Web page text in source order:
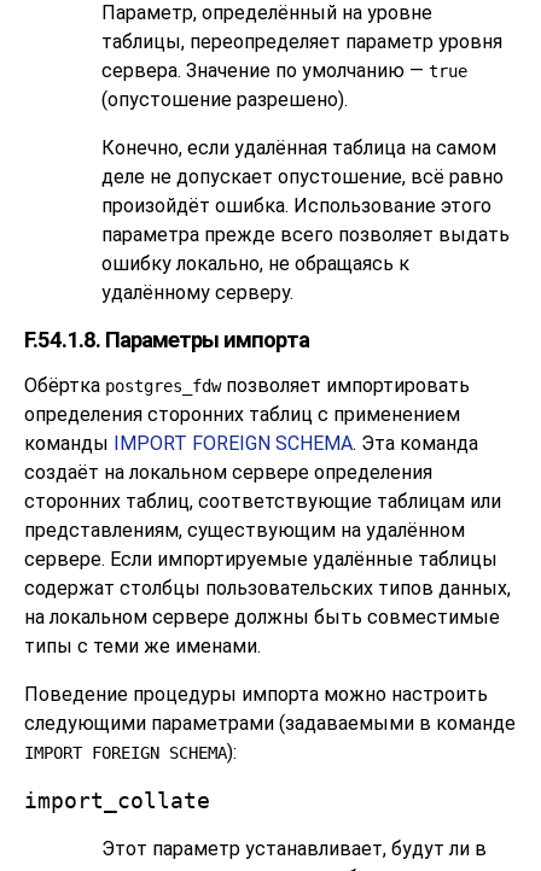
Параметр, определённый на уровне
таблицы, переопределяет параметр уровня
сервера. Значение по умолчанию — true
(опустошение разрешено).
Конечно, если удалённая таблица на самом
деле не допускает опустошение, всё равно
произойдёт ошибка. Использование этого
параметра прежде всего позволяет выдать
ошибку локально, не обращаясь к
удалённому серверу.
F.54.1.8. Параметры импорта
Обёртка postgres_fdwпозволяет импортировать
определения сторонних таблиц с применением
команды IMPORT FOREIGN SCHEMA. Эта команда
создаёт на локальном сервере определения
сторонних таблиц, соответствующие таблицам или
представлениям, существующим на удалённом
сервере. Если импортируемые удалённые таблицы
содержат столбцы пользовательских типов данных,
на локальном сервере должны быть совместимые
типы с теми же именами.
Поведение процедуры импорта можно настроить
следующими параметрами (задаваемыми в команде
IMPORT FOREIGN SCHEMA):
import_collate
Этот параметр устанавливает, будут ли в